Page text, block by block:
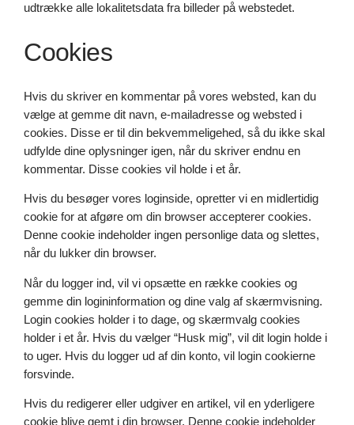
udtrække alle lokalitetsdata fra billeder på webstedet.
Cookies
Hvis du skriver en kommentar på vores websted, kan du
vælge at gemme dit navn, e-mailadresse og websted i
cookies. Disse er til din bekvemmeligehed, så du ikke skal
udfylde dine oplysninger igen, når du skriver endnu en
kommentar. Disse cookies vil holde i et år.
Hvis du besøger vores loginside, opretter vi en midlertidig
cookie for at afgøre om din browser accepterer cookies.
Denne cookie indeholder ingen personlige data og slettes,
når du lukker din browser.
Når du logger ind, vil vi opsætte en række cookies og
gemme din logininformation og dine valg af skærmvisning.
Login cookies holder i to dage, og skærmvalg cookies
holder i et år. Hvis du vælger “Husk mig”, vil dit login holde i
to uger. Hvis du logger ud af din konto, vil login cookierne
forsvinde.
Hvis du redigerer eller udgiver en artikel, vil en yderligere
cookie blive gemt i din browser. Denne cookie indeholder